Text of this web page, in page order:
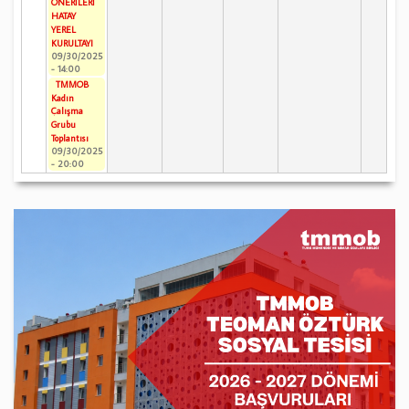
ÖNERİLERİ
HATAY
YEREL
KURULTAYI
09/30/2025
- 14:00
TMMOB
Kadın
Çalışma
Grubu
Toplantısı
09/30/2025
- 20:00